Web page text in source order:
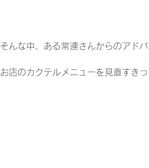
そんな中、ある常連さんからのアドバ
お店のカクテルメニューを見直すきっ